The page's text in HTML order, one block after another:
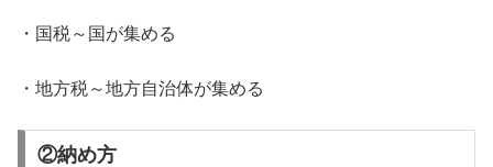
・国税～国が集める
・地方税～地方自治体が集める
②納め方